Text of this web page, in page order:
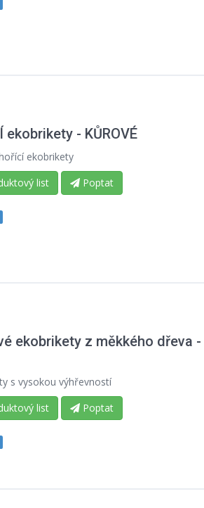
ekobrikety - KŮROVÉ
ekobrikety
list
Poptat
ekobrikety z měkkého dřeva -
s vysokou výhřevností
list
Poptat